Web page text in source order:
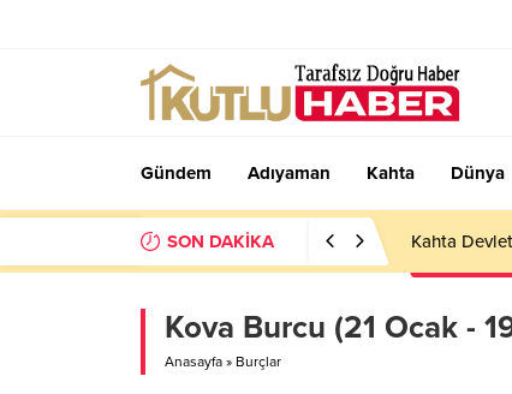
Gündem Adıyaman Kahta Dünya
SON DAKİKA Kahta
Kova Burcu (21 Ocak -
Anasayfa » Burçlar